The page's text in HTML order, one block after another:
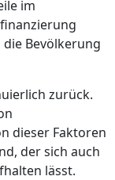
im
Bevölkerung
zurück.
dieser Faktoren
der sich auch
lässt.